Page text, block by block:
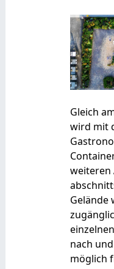
Gleich
wird mit
weiteren
Gelände
nach
möglich